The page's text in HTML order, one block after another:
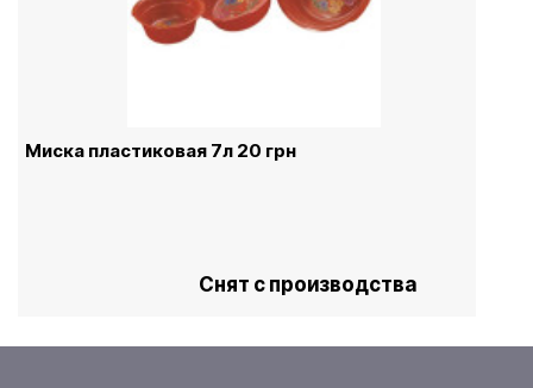
Миска пластиковая 7л 20 грн
Снят с производства